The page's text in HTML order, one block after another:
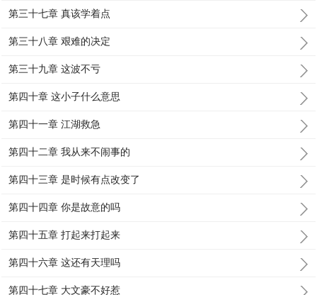
第三十七章 真该学着点
第三十八章 艰难的决定
第三十九章 这波不亏
第四十章 这小子什么意思
第四十一章 江湖救急
第四十二章 我从来不闹事的
第四十三章 是时候有点改变了
第四十四章 你是故意的吗
第四十五章 打起来打起来
第四十六章 这还有天理吗
第四十七章 大文豪不好惹